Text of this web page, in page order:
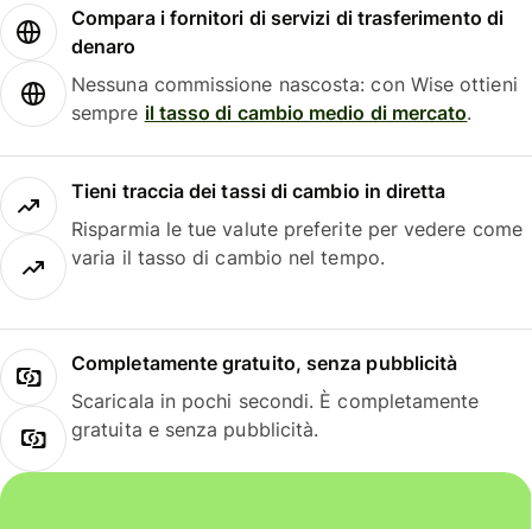
Compara i fornitori di servizi di trasferimento di
denaro
Nessuna commissione nascosta: con Wise ottieni
sempre il tasso di cambio medio di mercato.
Tieni traccia dei tassi di cambio in diretta
Risparmia le tue valute preferite per vedere come
varia il tasso di cambio nel tempo.
Completamente gratuito, senza pubblicità
Scaricala in pochi secondi. È completamente
gratuita e senza pubblicità.